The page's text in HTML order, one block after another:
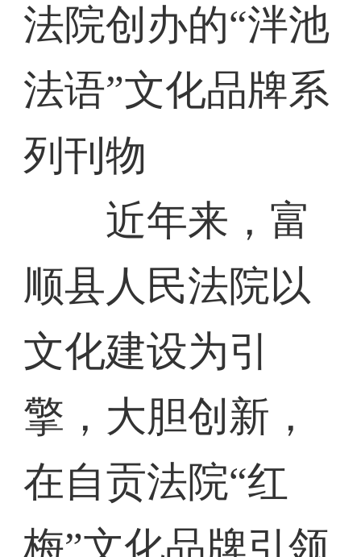
法院创办的“泮池
法语”文化品牌系
列刊物
近年来，富
顺县人民法院以
文化建设为引
擎，大胆创新，
在自贡法院“红
梅”文化品牌引领